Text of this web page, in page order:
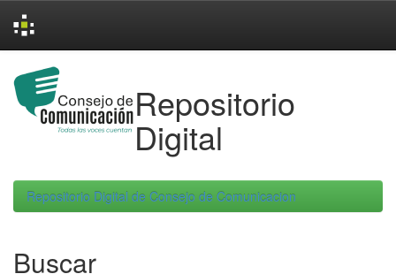
navigation
Repositorio
Digital
Repositorio Digital de Consejo de Comunicacion
Buscar